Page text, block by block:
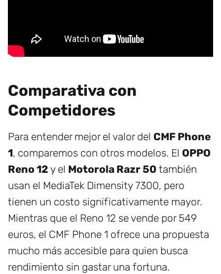
Comparativa con
Competidores
Para entender mejor el valor del CMF Phone
1, comparemos con otros modelos. El OPPO
Reno 12 y el Motorola Razr 50 también
usan el MediaTek Dimensity 7300, pero
tienen un costo significativamente mayor.
Mientras que el Reno 12 se vende por 549
euros, el CMF Phone 1 ofrece una propuesta
mucho más accesible para quien busca
rendimiento sin gastar una fortuna.